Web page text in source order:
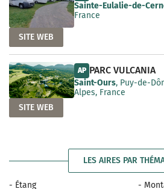
Sainte-Eulalie-de-
France
SITE WEB
AP PARC VULCANIA
Saint-Ours, Puy-de-
Alpes, France
SITE WEB
LES AIRES PAR
- Étang
-